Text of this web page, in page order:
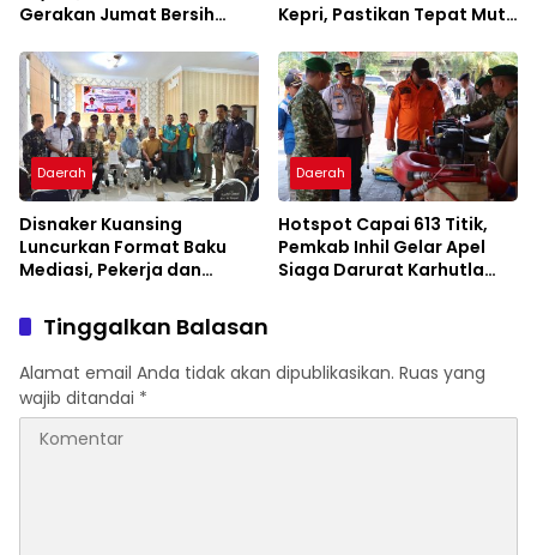
Gerakan Jumat Bersih
Kepri, Pastikan Tepat Mutu
Daerah
Disnaker Kuansing
Luncurkan Format Baku
Mediasi, Pekerja dan
Kepastian Layanan
Daerah
Hotspot Capai 613 Titik,
Pemkab Inhil Gelar Apel
Siaga Darurat Karhutla
Tinggalkan Balasan
Alamat email Anda tidak akan dipublikasikan. Ruas yang
wajib ditandai *